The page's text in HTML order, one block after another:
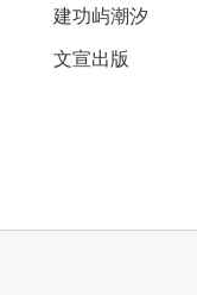
建功屿潮汐
文宣出版